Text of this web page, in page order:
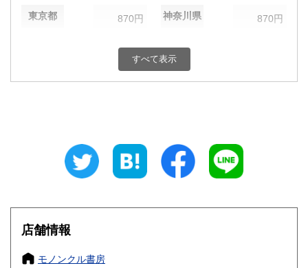
東京都 870円 神奈川県 870円
870円 富山県
870円 三重県
大阪府
奈良県
すべて表示
店舗情報
モノンクル書房